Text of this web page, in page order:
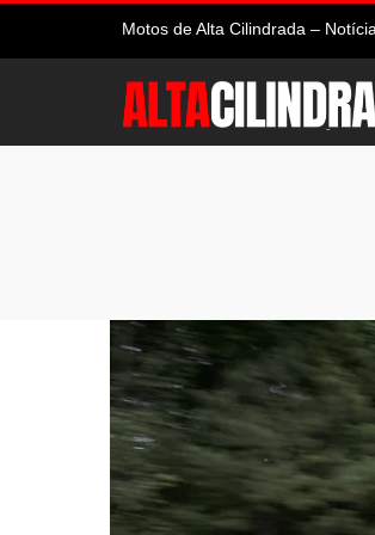
Motos de Alta Cilindrada –